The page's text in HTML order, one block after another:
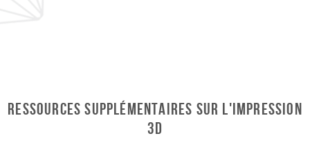
RESSOURCES SUPPLÉMENTAIRES SUR L'IMPRESSION
3D